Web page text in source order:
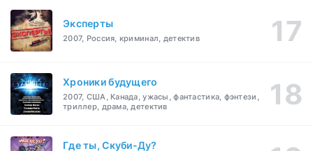
Эксперты
2007, Россия, криминал, детектив
Хроники будущего
2007, США, Канада, ужасы, фантастика, фэнтези,
триллер, драма, детектив
Где ты, Скуби-Ду?